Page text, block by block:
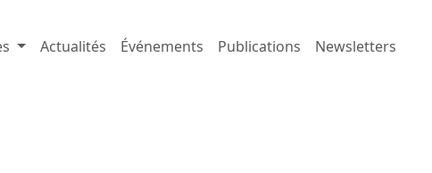
Actualités Événements Publications Newsletters